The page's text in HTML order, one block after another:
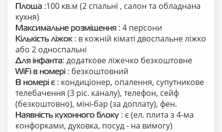
Площа :100 кв.м (2 спальні , салон та обладнана
кухня)
Максимальне розміщення : 4 персони
Кількість ліжок: в кожній кіматі двоспальне ліжко
або 2 односпальні
Для інфанта: додаткове ліжечко безкоштовне
WiFi в номері : безкоштовний
В номері є : кондиціонер, опалення, супутникове
телебачення (3 ріс. каналу), телефон, сейф
(безкоштовно), міні-бар (за доплату), фен.
Наявність кухонного блоку : є (ел. плита з 4-ма
конфорками, духовка, посуд - на вимогу)